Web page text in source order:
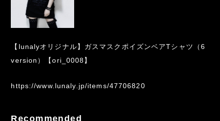
【lunalyオリジナル】ガスマスクポイズンベアTシャツ（6
version）【ori_0008】
https://www.lunaly.jp/items/47706820
Recommended